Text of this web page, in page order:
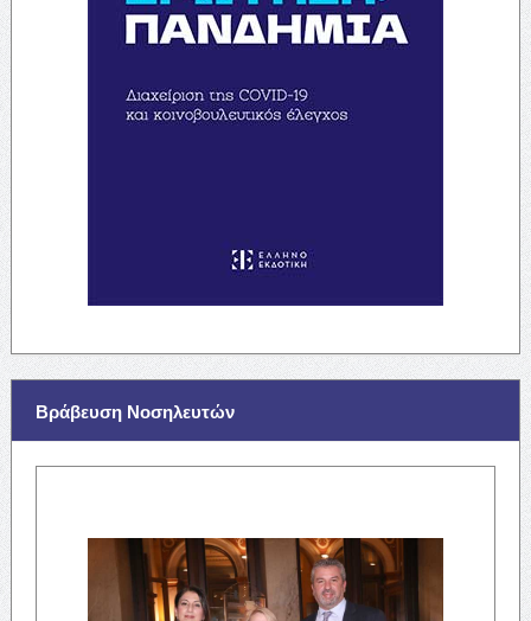
Βράβευση Νοσηλευτών